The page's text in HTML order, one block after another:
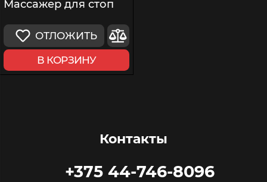
Массажер для стоп
ОТЛОЖИТЬ
В КОРЗИНУ
Контакты
+375 44-746-8096